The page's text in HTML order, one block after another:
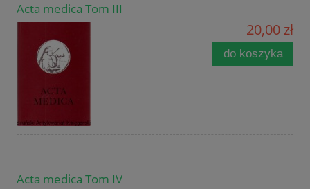
Acta medica Tom III
20,00 zł
do koszyka
Acta medica Tom IV